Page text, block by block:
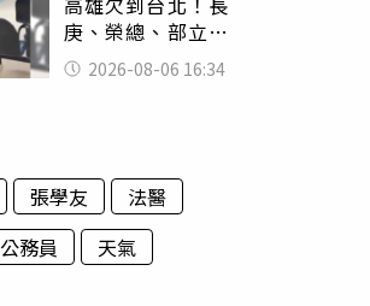
庚、榮總、部立醫
院都受害 「醫療
暴力男」離譜紀錄
2026-08-06 16:34
張學友
法醫
公務員 天氣